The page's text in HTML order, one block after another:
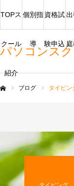
パソコンス
TOPス
クール
紹介
個別指
導
資格試
験申込
ブログ タイピン